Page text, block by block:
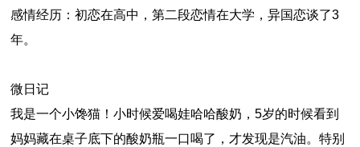
感情经历：初恋在高中，第二段恋情在大学，异国恋谈了3
年。
微日记
我是一个小馋猫！小时候爱喝娃哈哈酸奶，5岁的时候看到
妈妈藏在桌子底下的酸奶瓶一口喝了，才发现是汽油。特别